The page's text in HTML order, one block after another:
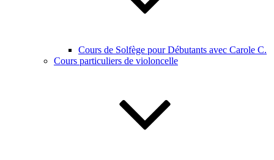
Cours de Solfège pour Débutants avec Carole C.
Cours particuliers de violoncelle